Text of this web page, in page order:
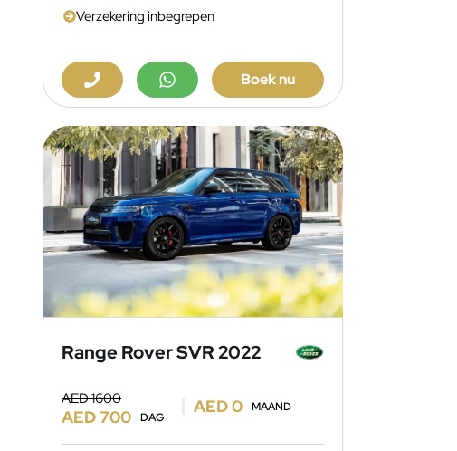
Verzekering inbegrepen
Boek nu
Range Rover SVR 2022
AED 1600
AED 700 DAG
AED 0 MAAND